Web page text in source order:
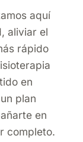
aquí
aliviar el
rápido
en
plan
en
completo.